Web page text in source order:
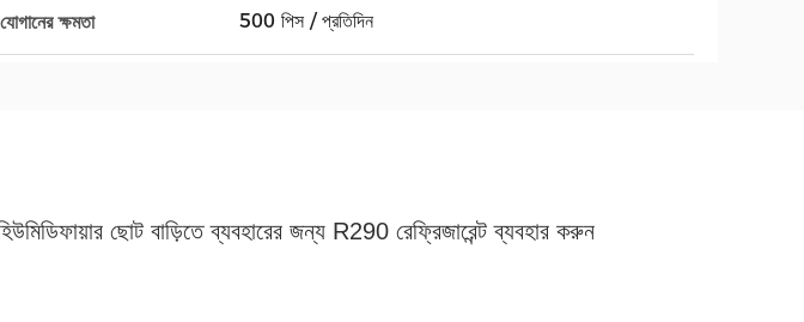
যোগানের ক্ষমতা 500 পিস / প্রতিদিন
ছোট বাড়িতে ব্যবহারের জন্য R290 রেফ্রিজারেন্ট ব্যবহার করুন